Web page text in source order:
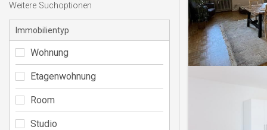
Weitere Suchoptionen
Immobilientyp
Wohnung
Etagenwohnung
Room
Studio